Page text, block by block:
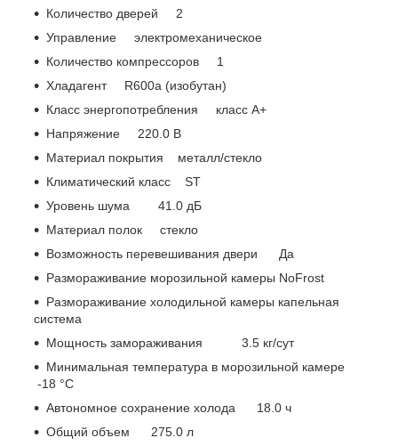
Количество дверей 2
Управление электромеханическое
Количество компрессоров 1
Хладагент R600a (изобутан)
Класс энергопотребления класс A+
Напряжение 220.0 В
Материал покрытия металл/стекло
Климатический класс ST
Уровень шума 41.0 дБ
Материал полок стекло
Возможность перевешивания двери Да
Размораживание морозильной камеры NoFrost
Размораживание холодильной камеры капельная
система
Мощность замораживания 3.5 кг/сут
Минимальная температура в морозильной камере
-18 °C
Автономное сохранение холода 18.0 ч
Общий объем 275.0 л